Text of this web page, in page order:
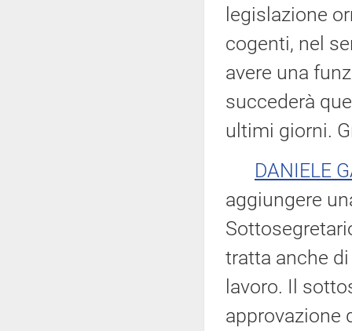
legislazione
cogenti, nel
avere una
succederà
ultimi giorni.
DANIELE
aggiungere
tratta anche
lavoro. Il
approvazione